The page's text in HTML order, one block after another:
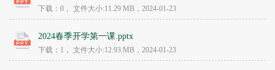
下载：0， 文件大小:11.29 MB ，2024-01-23
2024春季开学第一课.pptx
下载：1， 文件大小:12.93 MB ，2024-01-23